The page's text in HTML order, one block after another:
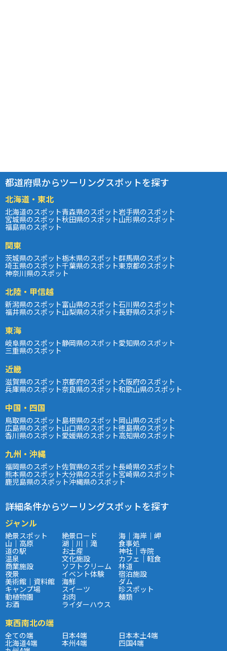
都道府県からツーリングスポットを探す
北海道・東北
北海道のスポット青森県のスポット岩手県のスポット
宮城県のスポット秋田県のスポット山形県のスポット
福島県のスポット
関東
茨城県のスポット栃木県のスポット群馬県のスポット
埼玉県のスポット千葉県のスポット東京都のスポット
神奈川県のスポット
北陸・甲信越
新潟県のスポット富山県のスポット石川県のスポット
福井県のスポット山梨県のスポット長野県のスポット
東海
岐阜県のスポット静岡県のスポット愛知県のスポット
三重県のスポット
近畿
滋賀県のスポット京都府のスポット大阪府のスポット
兵庫県のスポット奈良県のスポット和歌山県のスポット
中国・四国
鳥取県のスポット島根県のスポット岡山県のスポット
広島県のスポット山口県のスポット徳島県のスポット
香川県のスポット愛媛県のスポット高知県のスポット
九州・沖縄
福岡県のスポット佐賀県のスポット長崎県のスポット
熊本県のスポット大分県のスポット宮崎県のスポット
鹿児島県のスポット沖縄県のスポット
詳細条件からツーリングスポットを探す
ジャンル
絶景スポット 絶景ロード 海｜海岸｜岬
山｜高原 湖｜川｜滝 食事処
道の駅 お土産 神社｜寺院
温泉 文化施設 カフェ｜軽食
商業施設 ソフトクリーム 林道
夜景 イベント体験 宿泊施設
美術館｜資料館 海鮮 ダム
キャンプ場 スイーツ 珍スポット
動植物園 お肉 麺類
お酒 ライダーハウス
東西南北の端
全ての端 日本4端 日本本土4端
北海道4端 本州4端 四国4端